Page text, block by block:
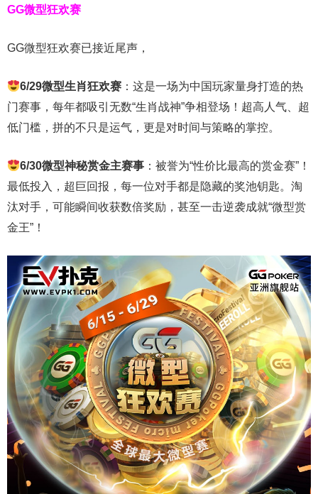
GG微型狂欢赛
GG微型狂欢赛已接近尾声，
6/29微型生肖狂欢赛：这是一场为中国玩家量身打造的热
门赛事，每年都吸引无数“生肖战神”争相登场！超高人气、超
低门槛，拼的不只是运气，更是对时间与策略的掌控。
6/30微型神秘赏金主赛事：被誉为“性价比最高的赏金赛”！
最低投入，超巨回报，每一位对手都是隐藏的奖池钥匙。淘
汰对手，可能瞬间收获数倍奖励，甚至一击逆袭成就“微型赏
金王”！